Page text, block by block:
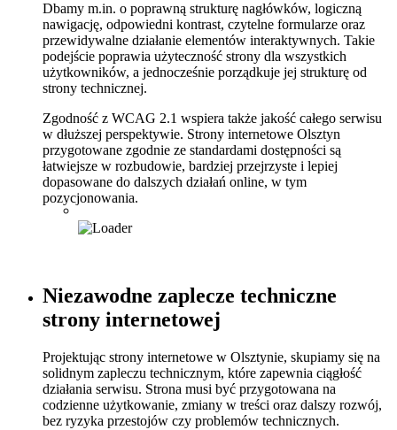
Dbamy m.in. o poprawną strukturę nagłówków, logiczną
nawigację, odpowiedni kontrast, czytelne formularze oraz
przewidywalne działanie elementów interaktywnych. Takie
podejście poprawia użyteczność strony dla wszystkich
użytkowników, a jednocześnie porządkuje jej strukturę od
strony technicznej.
Zgodność z WCAG 2.1 wspiera także jakość całego serwisu
w dłuższej perspektywie. Strony internetowe Olsztyn
przygotowane zgodnie ze standardami dostępności są
łatwiejsze w rozbudowie, bardziej przejrzyste i lepiej
dopasowane do dalszych działań online, w tym
pozycjonowania.
Niezawodne zaplecze techniczne
strony internetowej
Projektując strony internetowe w Olsztynie, skupiamy się na
solidnym zapleczu technicznym, które zapewnia ciągłość
działania serwisu. Strona musi być przygotowana na
codzienne użytkowanie, zmiany w treści oraz dalszy rozwój,
bez ryzyka przestojów czy problemów technicznych.